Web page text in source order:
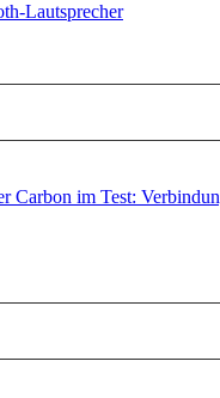
Lautsprecher
Carbon im Test: